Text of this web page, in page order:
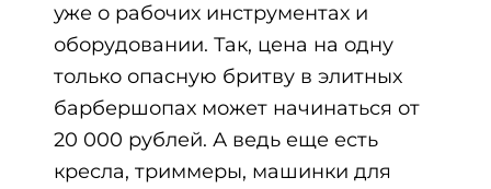
уже о рабочих инструментах и
оборудовании. Так, цена на одну
только опасную бритву в элитных
барбершопах может начинаться от
20 000 рублей. А ведь еще есть
кресла, триммеры, машинки для